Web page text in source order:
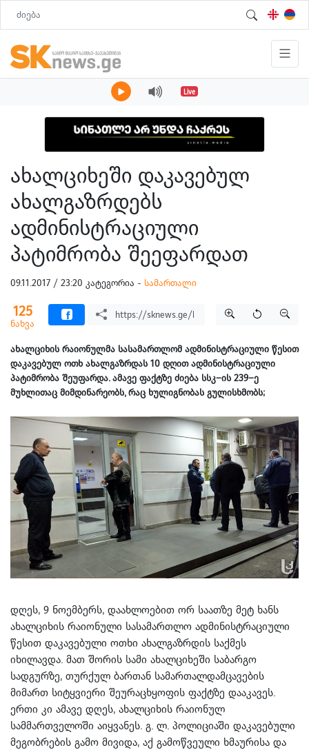
Live
ახალციხეში დაკავებულ
ახალგაზრდებს
ადმინისტრაციული
პატიმრობა შეეფარდათ
09.11.2017 / 23:20 კატეგორია - სამართალი
125
ნახვა
ახალციხის რაიონულმა სასამართლომ ადმინისტრაციული წესით
დაკავებულ ოთხ ახალგაზრდას 10 დღით ადმინისტრაციული
პატიმრობა შეუფარდა. ამავე ფაქტზე ძიება სსკ–ის 239–ე
მუხლითაც მიმდინარეობს, რაც ხულიგნობას გულისხმობს;
დღეს, 9 ნოემბერს, დაახლოებით ორ საათზე მეტ ხანს
ახალციხის რაიონული სასამართლო ადმინისტრაციული
წესით დაკავებული ოთხი ახალგაზრდის საქმეს
იხილავდა. მათ შორის სამი ახალციხეში საბარგო
სადგურზე, თურქულ ბართან სამართალდამცავების
მიმართ სიტყვიერი შეურაცხყოფის ფაქტზე დააკავეს.
ერთი კი ამავე დღეს, ახალციხის რაიონულ
სამმართველოში აიყვანეს. გ. ლ. პოლიციაში დაკავებული
მეგობრების გამო მივიდა, აქ გამოწვეული ხმაურისა და